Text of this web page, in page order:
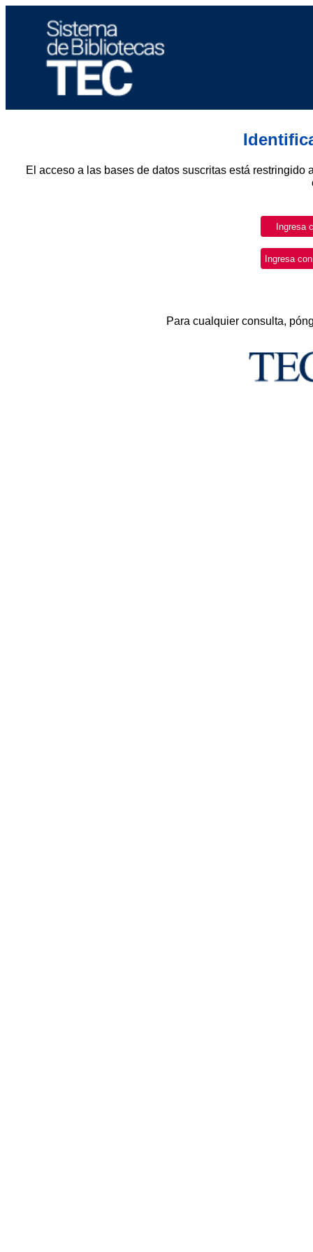
El acceso a las bases de datos suscritas está
Para cualquier consulta,